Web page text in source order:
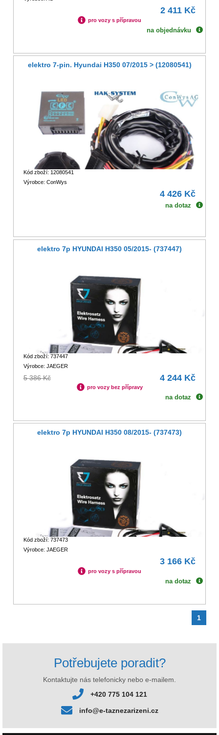
2 411 Kč
pro vozy s přípravou
na objednávku
elektro 7-pin. Hyundai H350 07/2015 > (12080541)
Kód zboží: 12080541
Výrobce: ConWys
4 426 Kč
na dotaz
elektro 7p HYUNDAI H350 05/2015- (737447)
Kód zboží: 737447
Výrobce: JAEGER
5 386 Kč 4 244 Kč
pro vozy bez přípravy
na dotaz
elektro 7p HYUNDAI H350 08/2015- (737473)
Kód zboží: 737473
Výrobce: JAEGER
3 166 Kč
pro vozy s přípravou
na dotaz
1
Potřebujete poradit?
Kontaktujte nás telefonicky nebo e-mailem.
+420 775 104 121
info@e-taznezarizeni.cz